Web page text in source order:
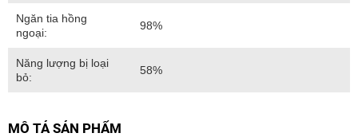
Ngăn tia hồng
ngoại:
98%
Năng lượng bị loại
bỏ:
58%
MÔ TẢ SẢN PHẨM